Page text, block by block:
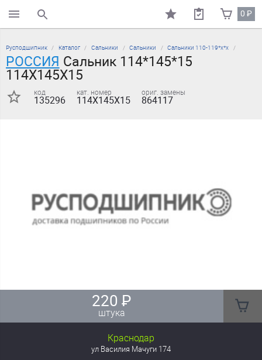
поиск по каталогу 0₽
Русподшипник Каталог Сальники Сальники Сальники 110-119*х*х
РОССИЯ Сальник 114*145*15
114X145X15
код
135296
кат. номер
114X145X15
ориг. замены
864117
220₽
штука
Краснодар
ул Василия Мачуги 174